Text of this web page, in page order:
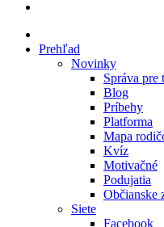
Prehľad
Novinky
Správa pre
Blog
Príbehy
Platforma
Mapa
Kvíz
Motivačné
Podujatia
Občianske
Siete
Facebook